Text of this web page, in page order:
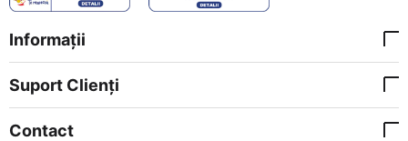
Informații
Suport Clienți
Contact